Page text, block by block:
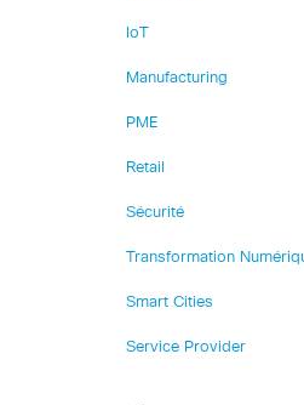
IoT
Manufacturing
PME
Retail
Sécurité
Transformation
Smart Cities
Service Provider